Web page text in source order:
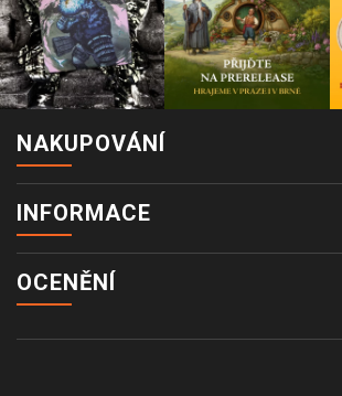
NAKUPOVÁNÍ
INFORMACE
OCENĚNÍ